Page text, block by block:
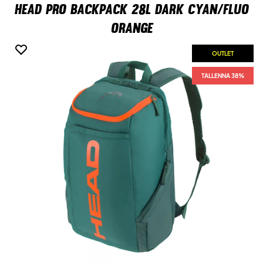
Head Pro Backpack 28L Dark Cyan/Fluo
Orange
OUTLET
TALLENNA 38%